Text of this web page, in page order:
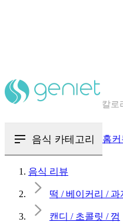
혈당
음식 카테고리 홈커
음식 리뷰
떡 / 베이커리 / 과
캔디 / 초콜릿 / 껌